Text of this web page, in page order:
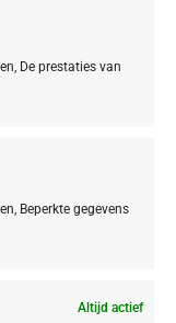
De prestaties van
Beperkte gegevens
Altijd actief